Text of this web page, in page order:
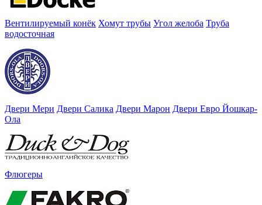
Вентилируемый конёк Хомут трубы Угол желоба Труба
водосточная
Двери Мери Двери Салика Двери Марон Двери Евро Йошкар-
Ола
Флюгеры